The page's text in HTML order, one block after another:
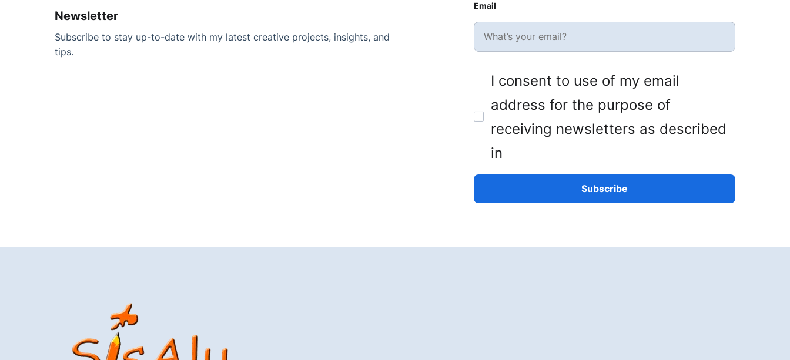
Newsletter
Subscribe to stay up-to-date with my latest creative projects, insights, and
tips.
Email
I consent to use of my email
address for the purpose of
receiving newsletters as described
in